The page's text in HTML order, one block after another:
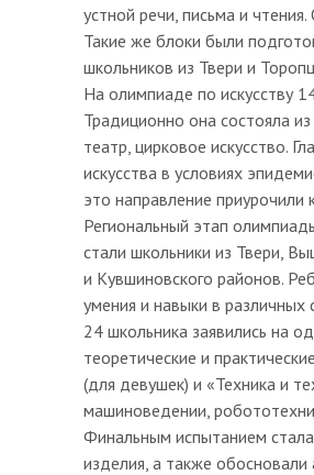
устной речи, письма и
Такие же блоки были
школьников из Твери и
На олимпиаде по искусству
Традиционно она состояла
театр, цирковое искусство.
искусства в условиях
это направление
Региональный этап
стали школьники из Твери,
и Кувшиновского районов.
умения и навыки в различных
24 школьника заявились на
теоретические и
(для девушек) и «Техника и
машиноведении,
Финальным испытанием
изделия, а также обосновали